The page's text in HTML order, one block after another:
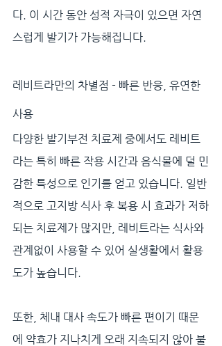
다. 이 시간 동안 성적 자극이 있으면 자연
스럽게 발기가 가능해집니다.
레비트라만의 차별점 - 빠른 반응, 유연한
사용
다양한 발기부전 치료제 중에서도 레비트
라는 특히 빠른 작용 시간과 음식물에 덜 민
감한 특성으로 인기를 얻고 있습니다. 일반
적으로 고지방 식사 후 복용 시 효과가 저하
되는 치료제가 많지만, 레비트라는 식사와
관계없이 사용할 수 있어 실생활에서 활용
도가 높습니다.
또한, 체내 대사 속도가 빠른 편이기 때문
에 약효가 지나치게 오래 지속되지 않아 불